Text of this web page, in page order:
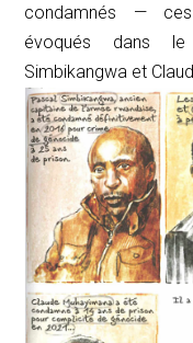
condamnés —
évoqués dans
Simbikangwa et